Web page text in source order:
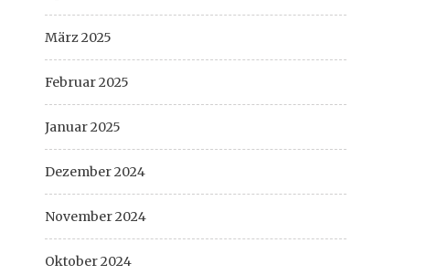
März 2025
Februar 2025
Januar 2025
Dezember 2024
November 2024
Oktober 2024